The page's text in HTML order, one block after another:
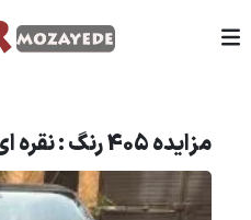
مزایده 405 رنگ : نقره ای مدل : 89